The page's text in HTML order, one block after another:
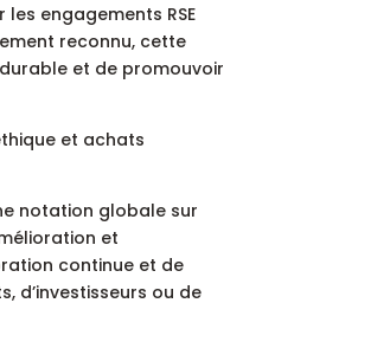
engagements RSE
reconnu, cette
et de promouvoir
et achats
notation globale sur
et
continue et de
d’investisseurs ou de